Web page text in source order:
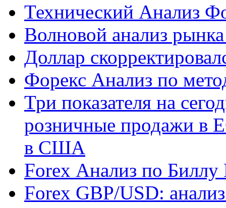
Технический Анализ
Волновой анализ
Доллар
Форекс Анализ по
Три показателя на
розничные продажи в
в США
Forex Анализ по
Forex GBP/USD: